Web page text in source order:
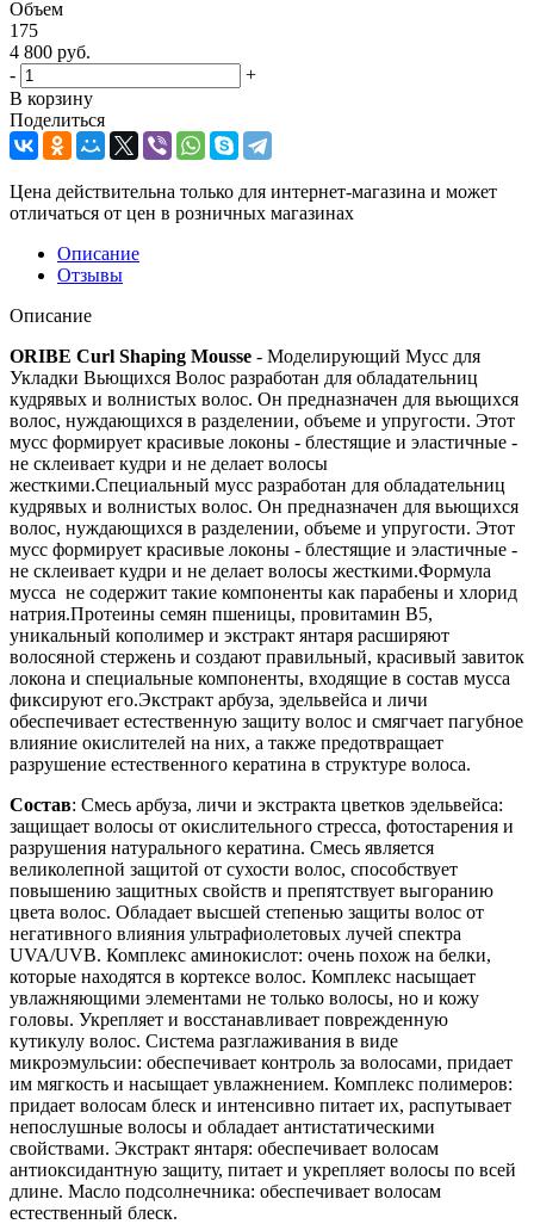
Объем
175
4 800 руб.
-
+
В корзину
Поделиться
Цена действительна только для интернет-магазина и может
отличаться от цен в розничных магазинах
Описание
Отзывы
Описание
ORIBE Curl Shaping Mousse - Моделирующий Мусс для
Укладки Вьющихся Волос разработан для обладательниц
кудрявых и волнистых волос. Он предназначен для вьющихся
волос, нуждающихся в разделении, объеме и упругости. Этот
мусс формирует красивые локоны - блестящие и эластичные -
не склеивает кудри и не делает волосы
жесткими.Специальный мусс разработан для обладательниц
кудрявых и волнистых волос. Он предназначен для вьющихся
волос, нуждающихся в разделении, объеме и упругости. Этот
мусс формирует красивые локоны - блестящие и эластичные -
не склеивает кудри и не делает волосы жесткими.Формула
мусса не содержит такие компоненты как парабены и хлорид
натрия.Протеины семян пшеницы, провитамин B5,
уникальный кополимер и экстракт янтаря расширяют
волосяной стержень и создают правильный, красивый завиток
локона и специальные компоненты, входящие в состав мусса
фиксируют его.Экстракт арбуза, эдельвейса и личи
обеспечивает естественную защиту волос и смягчает пагубное
влияние окислителей на них, а также предотвращает
разрушение естественного кератина в структуре волоса.
Состав: Смесь арбуза, личи и экстракта цветков эдельвейса:
защищает волосы от окислительного стресса, фотостарения и
разрушения натурального кератина. Смесь является
великолепной защитой от сухости волос, способствует
повышению защитных свойств и препятствует выгоранию
цвета волос. Обладает высшей степенью защиты волос от
негативного влияния ультрафиолетовых лучей спектра
UVA/UVB. Комплекс аминокислот: очень похож на белки,
которые находятся в кортексе волос. Комплекс насыщает
увлажняющими элементами не только волосы, но и кожу
головы. Укрепляет и восстанавливает поврежденную
кутикулу волос. Система разглаживания в виде
микроэмульсии: обеспечивает контроль за волосами, придает
им мягкость и насыщает увлажнением. Комплекс полимеров:
придает волосам блеск и интенсивно питает их, распутывает
непослушные волосы и обладает антистатическими
свойствами. Экстракт янтаря: обеспечивает волосам
антиоксидантную защиту, питает и укрепляет волосы по всей
длине. Масло подсолнечника: обеспечивает волосам
естественный блеск.